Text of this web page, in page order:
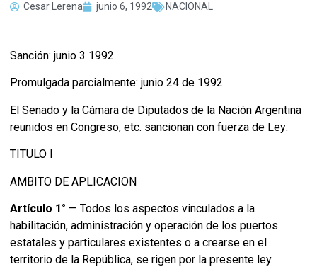
Cesar Lerena junio 6, 1992 NACIONAL
Sanción: junio 3 1992
Promulgada parcialmente: junio 24 de 1992
El Senado y la Cámara de Diputados de la Nación Argentina
reunidos en Congreso, etc. sancionan con fuerza de Ley:
TITULO I
AMBITO DE APLICACION
Artículo 1° — Todos los aspectos vinculados a la
habilitación, administración y operación de los puertos
estatales y particulares existentes o a crearse en el
territorio de la República, se rigen por la presente ley.